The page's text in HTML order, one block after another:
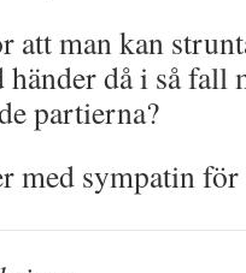
att man kan
då i så fall
partierna?
med sympatin för